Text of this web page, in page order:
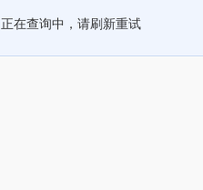
正在查询中，请刷新重试